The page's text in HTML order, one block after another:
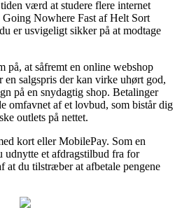
værd at studere flere internet
Going Nowhere Fast af Helt Sort
er usvigeligt sikker på at modtage
at såfremt en online webshop
en salgspris der kan virke uhørt god,
på en snydagtig shop. Betalinger
omfavnet af et lovbud, som bistår dig
outlets på nettet.
kort eller MobilePay. Som en
udnytte et afdragstilbud fra for
du tilstræber at afbetale pengene